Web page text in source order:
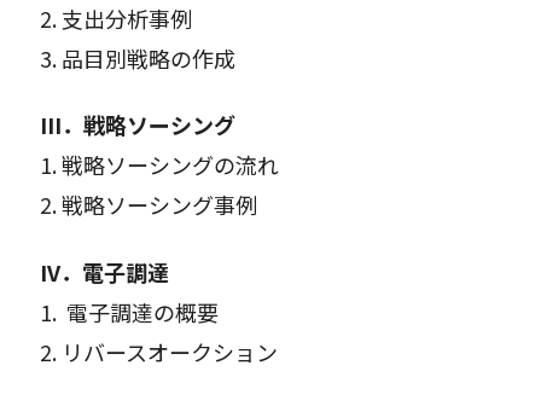
2. 支出分析事例
3. 品目別戦略の作成
III．戦略ソーシング
1. 戦略ソーシングの流れ
2. 戦略ソーシング事例
IV． 電子調達
1. 電子調達の概要
2. リバースオークション